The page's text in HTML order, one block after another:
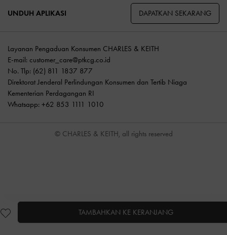
TAMBAHKAN KE KERANJANG
UNDUH APLIKASI DAPATKAN SEKARANG
Layanan Pengaduan Konsumen CHARLES & KEITH
E-mail: customer_care@ptkcg.co.id
No. Tlp: (62) 811 1837 877
Direktorat Jenderal Perlindungan Konsumen dan Tertib Niaga
Kementerian Perdagangan RI
Whatsapp: +62 853 1111 1010
© CHARLES & KEITH, all rights reserved